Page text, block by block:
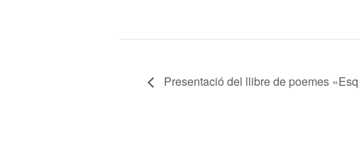
Presentació del llibre de poemes